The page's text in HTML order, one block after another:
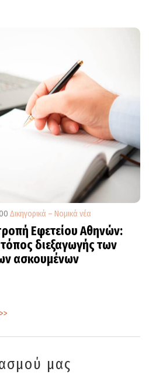
Δικηγορικά – Νομικά νέα
Εφετείου Αθηνών:
διεξαγωγής των
ασκουμένων
>>
μας